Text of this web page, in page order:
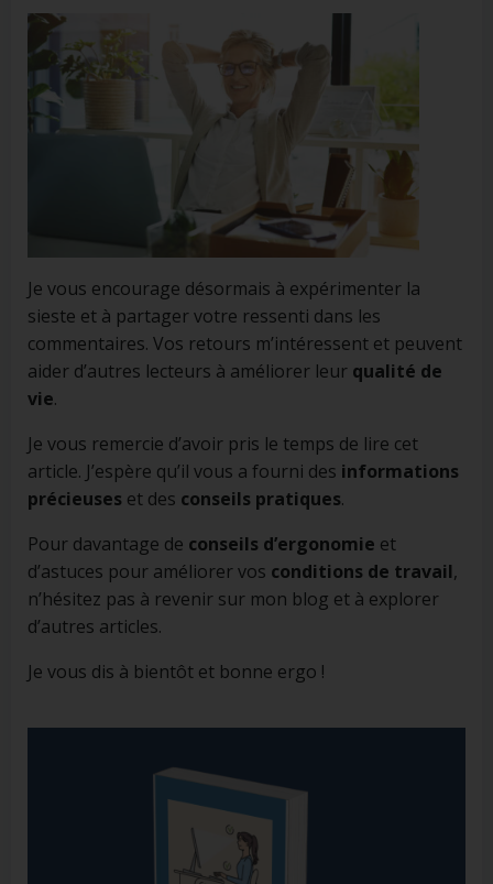
Je vous encourage désormais à expérimenter la
sieste et à partager votre ressenti dans les
commentaires. Vos retours m’intéressent et peuvent
aider d’autres lecteurs à améliorer leur qualité de
vie.
Je vous remercie d’avoir pris le temps de lire cet
article. J’espère qu’il vous a fourni des informations
précieuses et des conseils pratiques.
Pour davantage de conseils d’ergonomie et
d’astuces pour améliorer vos conditions de travail,
n’hésitez pas à revenir sur mon blog et à explorer
d’autres articles.
Je vous dis à bientôt et bonne ergo !